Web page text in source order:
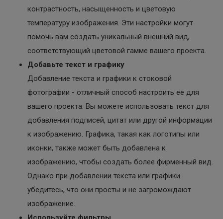
контрастность, насыщенность и цветовую
температуру изображения. Эти настройки могут
помочь вам создать уникальный внешний вид,
соответствующий цветовой гамме вашего проекта.
Добавьте текст и графику
Добавление текста и графики к стоковой
фотографии - отличный способ настроить ее для
вашего проекта. Вы можете использовать текст для
добавления подписей, цитат или другой информации
к изображению. Графика, такая как логотипы или
иконки, также может быть добавлена к
изображению, чтобы создать более фирменный вид.
Однако при добавлении текста или графики
убедитесь, что они просты и не загромождают
изображение.